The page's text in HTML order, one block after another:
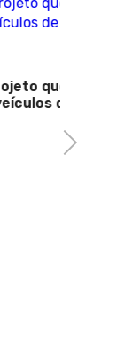
exigir
Next